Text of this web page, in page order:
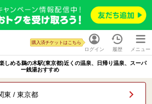
ログイン
購入済チケットはこちら
履歴 メニュー
しめる鵜の木駅(東京都)近くの温泉、日帰り温泉、スーパ
ー銭湯おすすめ
東 / 東京都